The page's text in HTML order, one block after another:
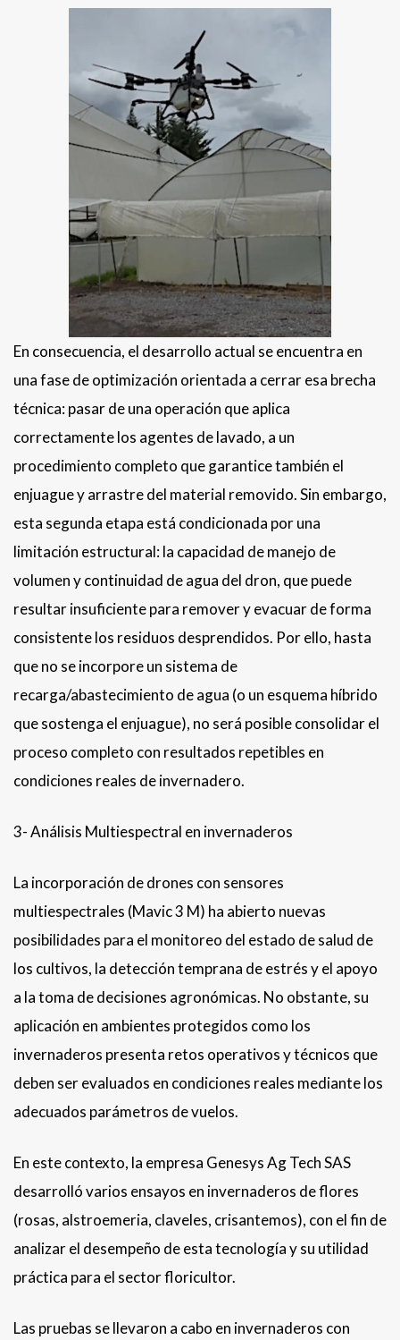
En consecuencia, el desarrollo actual se encuentra en
una fase de optimización orientada a cerrar esa brecha
técnica: pasar de una operación que aplica
correctamente los agentes de lavado, a un
procedimiento completo que garantice también el
enjuague y arrastre del material removido. Sin embargo,
esta segunda etapa está condicionada por una
limitación estructural: la capacidad de manejo de
volumen y continuidad de agua del dron, que puede
resultar insuficiente para remover y evacuar de forma
consistente los residuos desprendidos. Por ello, hasta
que no se incorpore un sistema de
recarga/abastecimiento de agua (o un esquema híbrido
que sostenga el enjuague), no será posible consolidar el
proceso completo con resultados repetibles en
condiciones reales de invernadero.
3- ⁠Análisis Multiespectral en invernaderos
La incorporación de drones con sensores
multiespectrales (Mavic 3 M) ha abierto nuevas
posibilidades para el monitoreo del estado de salud de
los cultivos, la detección temprana de estrés y el apoyo
a la toma de decisiones agronómicas. No obstante, su
aplicación en ambientes protegidos como los
invernaderos presenta retos operativos y técnicos que
deben ser evaluados en condiciones reales mediante los
adecuados parámetros de vuelos.
En este contexto, la empresa Genesys Ag Tech SAS
desarrolló varios ensayos en invernaderos de flores
(rosas, alstroemeria, claveles, crisantemos), con el fin de
analizar el desempeño de esta tecnología y su utilidad
práctica para el sector floricultor.
Las pruebas se llevaron a cabo en invernaderos con